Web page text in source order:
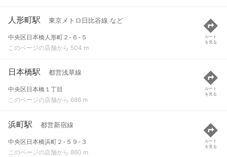
人形町駅 東京メトロ日比谷線 など
中央区日本橋人形町２-６-５
このページの店舗から 504 m
ルート
を見る
日本橋駅 都営浅草線
中央区日本橋１丁目
このページの店舗から 686 m
ルート
を見る
浜町駅 都営新宿線
中央区日本橋浜町２-５９-３
このページの店舗から 860 m
ルート
を見る